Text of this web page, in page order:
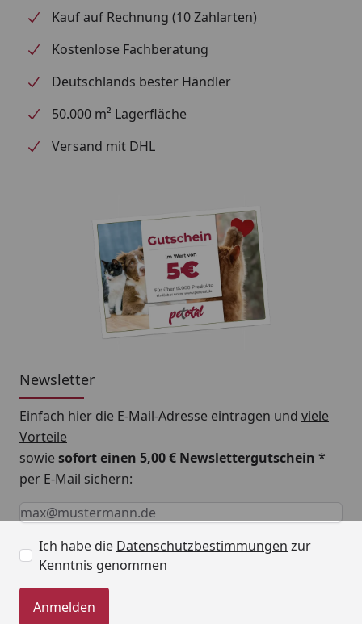
Kauf auf Rechnung (10 Zahlarten)
Kostenlose Fachberatung
Deutschlands bester Händler
50.000 m² Lagerfläche
Versand mit DHL
Newsletter
Einfach hier die E-Mail-Adresse eintragen und viele
Vorteile
sowiesofort einen 5,00 € Newslettergutschein *
per E-Mail sichern:
Keine Eingabe erforderlich
Eingabe erforderlich
E-Mail *
Ich habe die Datenschutzbestimmungen zur
Kenntnis genommen
Anmelden